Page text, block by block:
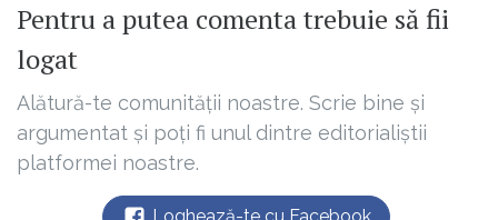
Pentru a putea comenta trebuie să fii
logat
Alătură-te comunității noastre. Scrie bine și
argumentat și poți fi unul dintre editorialiștii
platformei noastre.